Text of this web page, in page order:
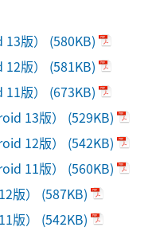
版） (580KB)
版） (581KB)
版） (673KB)
13版） (529KB)
12版） (542KB)
11版） (560KB)
版） (587KB)
版） (542KB)